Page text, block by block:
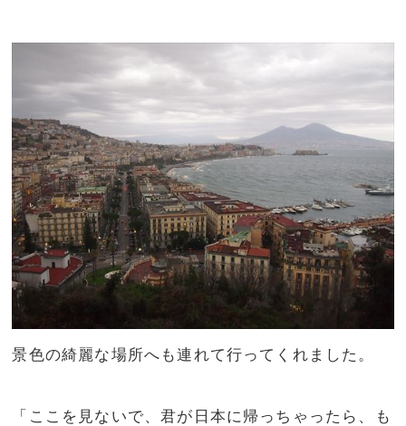
景色の綺麗な場所へも連れて行ってくれました。
「ここを見ないで、君が日本に帰っちゃったら、も